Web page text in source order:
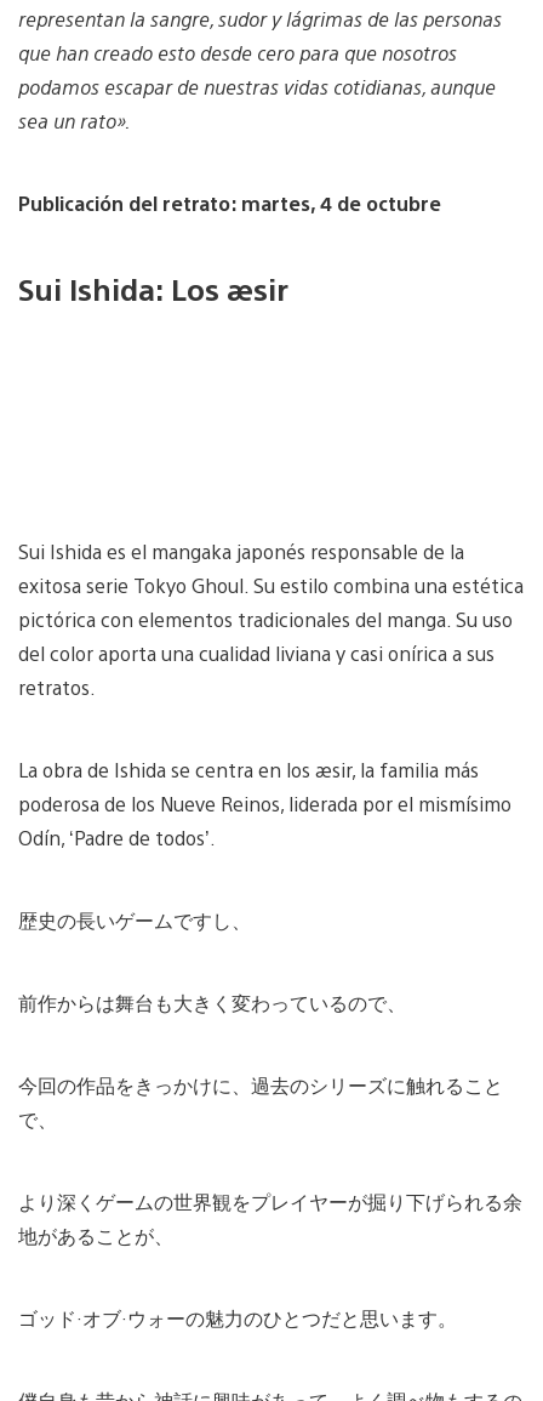
representan la sangre, sudor y lágrimas de las personas
que han creado esto desde cero para que nosotros
podamos escapar de nuestras vidas cotidianas, aunque
sea un rato».
Publicación del retrato: martes, 4 de octubre
Sui Ishida: Los æsir
Sui Ishida es el mangaka japonés responsable de la
exitosa serie Tokyo Ghoul. Su estilo combina una estética
pictórica con elementos tradicionales del manga. Su uso
del color aporta una cualidad liviana y casi onírica a sus
retratos.
La obra de Ishida se centra en los æsir, la familia más
poderosa de los Nueve Reinos, liderada por el mismísimo
Odín, ‘Padre de todos’.
歴史の長いゲームですし、
前作からは舞台も大きく変わっているので、
今回の作品をきっかけに、過去のシリーズに触れること
で、
より深くゲームの世界観をプレイヤーが掘り下げられる余
地があることが、
ゴッド·オブ·ウォーの魅力のひとつだと思います。